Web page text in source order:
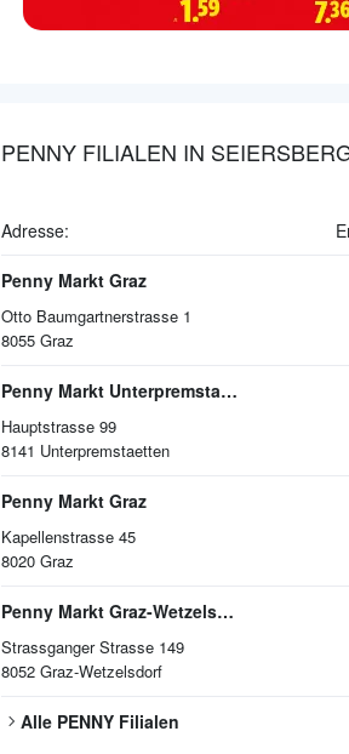
PENNY FILIALEN IN
Adresse:
Penny Markt Graz
Otto Baumgartnerstrasse 1
8055 Graz
Penny Markt Unterpremstaetten
Hauptstrasse 99
8141 Unterpremstaetten
Penny Markt Graz
Kapellenstrasse 45
8020 Graz
Penny Markt Graz-Wetzelsdorf
Strassganger Strasse 149
8052 Graz-Wetzelsdorf
Alle PENNY Filialen